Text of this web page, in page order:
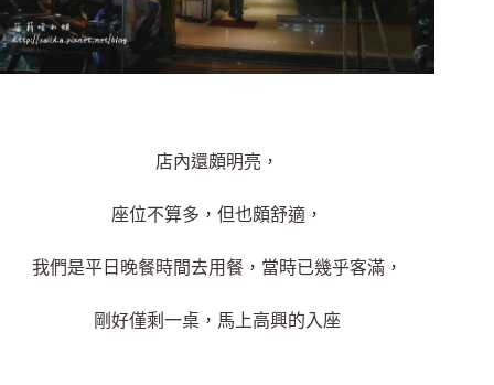
店內還頗明亮，
座位不算多，但也頗舒適，
我們是平日晚餐時間去用餐，當時已幾乎客滿，
剛好僅剩一桌，馬上高興的入座